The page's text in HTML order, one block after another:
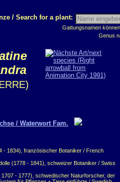
/ Search for a plant:
Gattungsnamen
Genus
/ Waterwort Fam.
- 1834), französischer Botaniker / French
(1778 - 1841), schweizer Botaniker / Swiss
- 1777), schwedischer Naturforscher, der